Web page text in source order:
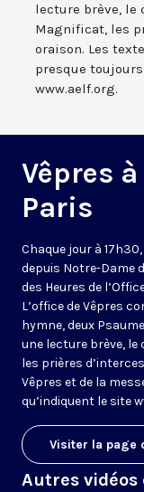
lecture brève, le
Magnificat, les
oraison. Les
presque
www.aelf.org.
Vêpres
Paris
Chaque jour à
depuis Notre-Dame
des Heures de
L’office de Vêpres
hymne, deux
une lecture brève,
les prières
Vêpres et de la
qu’indiquent le site
Visiter la page
Autres vidéos